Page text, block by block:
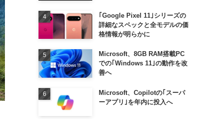
｢Google Pixel 11｣シリーズの
詳細なスペックと全モデルの価
格情報が明らかに
Microsoft、8GB RAM搭載PC
での｢Windows 11｣の動作を改
善へ
Microsoft、Copilotの｢スーパ
ーアプリ｣を年内に投入へ